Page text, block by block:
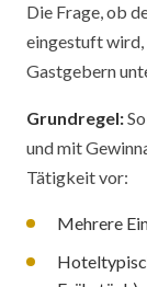
Die Frage, ob
eingestuft wird,
Gastgebern
Grundregel:
und mit
Tätigkeit vor:
Mehrere